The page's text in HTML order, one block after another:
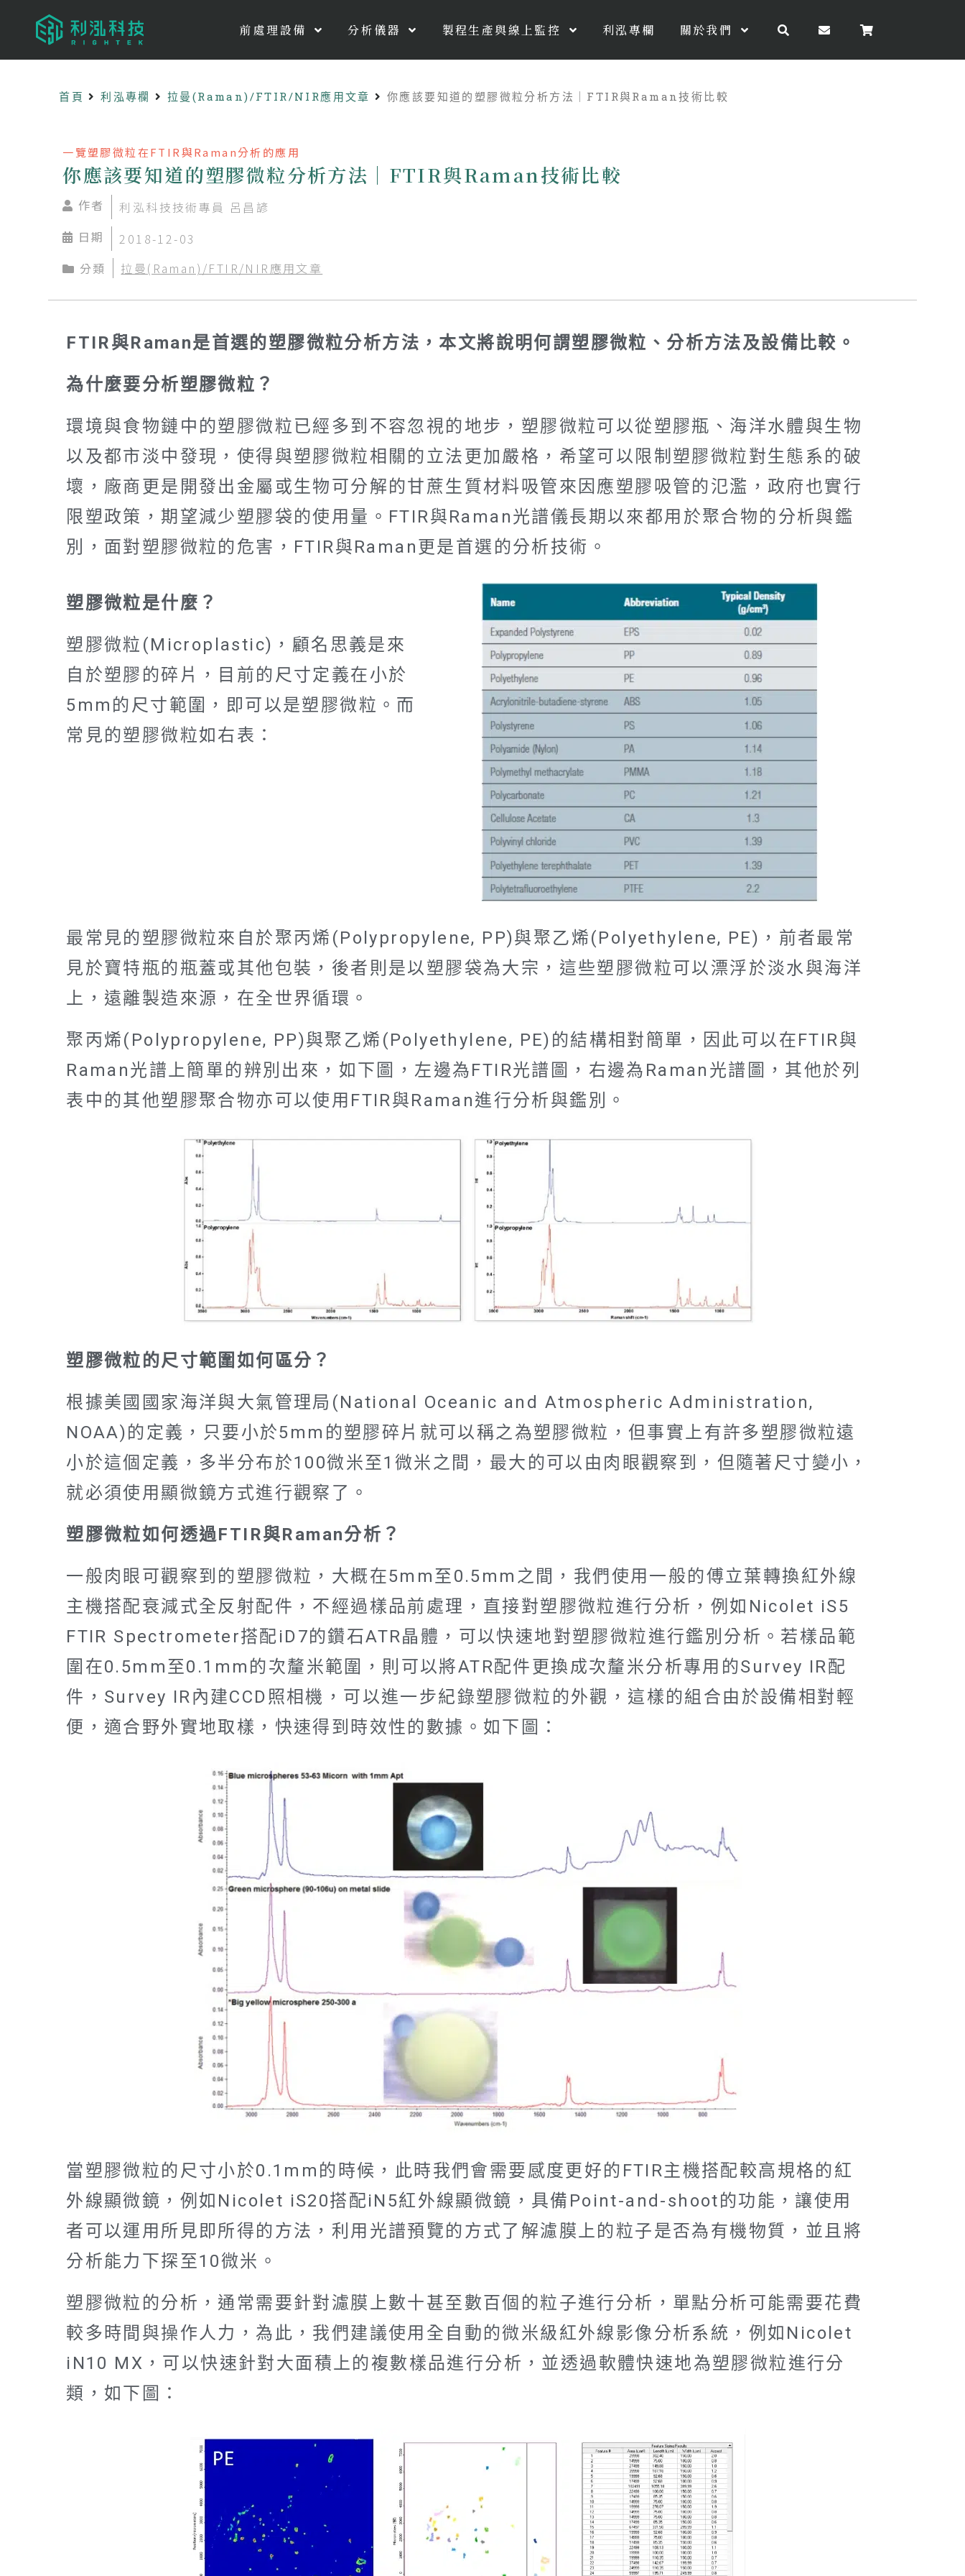
前處理設備 分析儀器 製程生產與線上監控 利泓專欄 關於我們
首頁 利泓專欄 拉曼(Raman)/FTIR/NIR應用文章 你應該要知道的塑膠微粒分析方法｜FTIR與Raman技術比較
一覽塑膠微粒在FTIR與Raman分析的應用
你應該要知道的塑膠微粒分析方法｜FTIR與Raman技術比較
作者
利泓科技技術專員 呂昌諺
日期
2018-12-03
分類
拉曼(Raman)/FTIR/NIR應用文章
FTIR與Raman是首選的塑膠微粒分析方法，本文將說明何謂塑膠微粒、分析方法及設備比較。
為什麼要分析塑膠微粒？
環境與食物鏈中的塑膠微粒已經多到不容忽視的地步，塑膠微粒可以從塑膠瓶、海洋水體與生物
以及都市淡中發現，使得與塑膠微粒相關的立法更加嚴格，希望可以限制塑膠微粒對生態系的破
壞，廠商更是開發出金屬或生物可分解的甘蔗生質材料吸管來因應塑膠吸管的氾濫，政府也實行
限塑政策，期望減少塑膠袋的使用量。FTIR與Raman光譜儀長期以來都用於聚合物的分析與鑑
別，面對塑膠微粒的危害，FTIR與Raman更是首選的分析技術。
塑膠微粒是什麼？
塑膠微粒(Microplastic)，顧名思義是來
自於塑膠的碎片，目前的尺寸定義在小於
5mm的尺寸範圍，即可以是塑膠微粒。而
常見的塑膠微粒如右表：
最常見的塑膠微粒來自於聚丙烯(Polypropylene, PP)與聚乙烯(Polyethylene, PE)，前者最常
見於寶特瓶的瓶蓋或其他包裝，後者則是以塑膠袋為大宗，這些塑膠微粒可以漂浮於淡水與海洋
上，遠離製造來源，在全世界循環。
聚丙烯(Polypropylene, PP)與聚乙烯(Polyethylene, PE)的結構相對簡單，因此可以在FTIR與
Raman光譜上簡單的辨別出來，如下圖，左邊為FTIR光譜圖，右邊為Raman光譜圖，其他於列
表中的其他塑膠聚合物亦可以使用FTIR與Raman進行分析與鑑別。
塑膠微粒的尺寸範圍如何區分？
根據美國國家海洋與大氣管理局(National Oceanic and Atmospheric Administration,
NOAA)的定義，只要小於5mm的塑膠碎片就可以稱之為塑膠微粒，但事實上有許多塑膠微粒遠
小於這個定義，多半分布於100微米至1微米之間，最大的可以由肉眼觀察到，但隨著尺寸變小，
就必須使用顯微鏡方式進行觀察了。
塑膠微粒如何透過FTIR與Raman分析？
一般肉眼可觀察到的塑膠微粒，大概在5mm至0.5mm之間，我們使用一般的傅立葉轉換紅外線
主機搭配衰減式全反射配件，不經過樣品前處理，直接對塑膠微粒進行分析，例如Nicolet iS5
FTIR Spectrometer搭配iD7的鑽石ATR晶體，可以快速地對塑膠微粒進行鑑別分析。若樣品範
圍在0.5mm至0.1mm的次釐米範圍，則可以將ATR配件更換成次釐米分析專用的Survey IR配
件，Survey IR內建CCD照相機，可以進一步紀錄塑膠微粒的外觀，這樣的組合由於設備相對輕
便，適合野外實地取樣，快速得到時效性的數據。如下圖：
當塑膠微粒的尺寸小於0.1mm的時候，此時我們會需要感度更好的FTIR主機搭配較高規格的紅
外線顯微鏡，例如Nicolet iS20搭配iN5紅外線顯微鏡，具備Point-and-shoot的功能，讓使用
者可以運用所見即所得的方法，利用光譜預覽的方式了解濾膜上的粒子是否為有機物質，並且將
分析能力下探至10微米。
塑膠微粒的分析，通常需要針對濾膜上數十甚至數百個的粒子進行分析，單點分析可能需要花費
較多時間與操作人力，為此，我們建議使用全自動的微米級紅外線影像分析系統，例如Nicolet
iN10 MX，可以快速針對大面積上的複數樣品進行分析，並透過軟體快速地為塑膠微粒進行分
類，如下圖：